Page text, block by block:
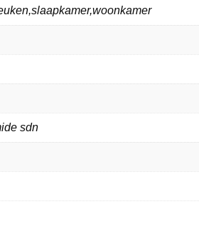
sdn